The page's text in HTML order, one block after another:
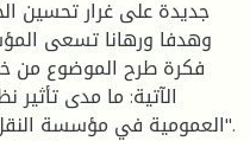
جديدة على غرار تحسين
وهدفا ورهانا تسعى
فكرة طرح الموضوع من
الآتية: ما مدى
العمومية في مؤسسة